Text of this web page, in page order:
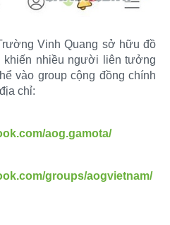
Vinh Quang sở hữu đồ
khiến nhiều người liên tưởng
vào group cộng đồng chính
chỉ:​
aog.gamota/
groups/aogvietnam/